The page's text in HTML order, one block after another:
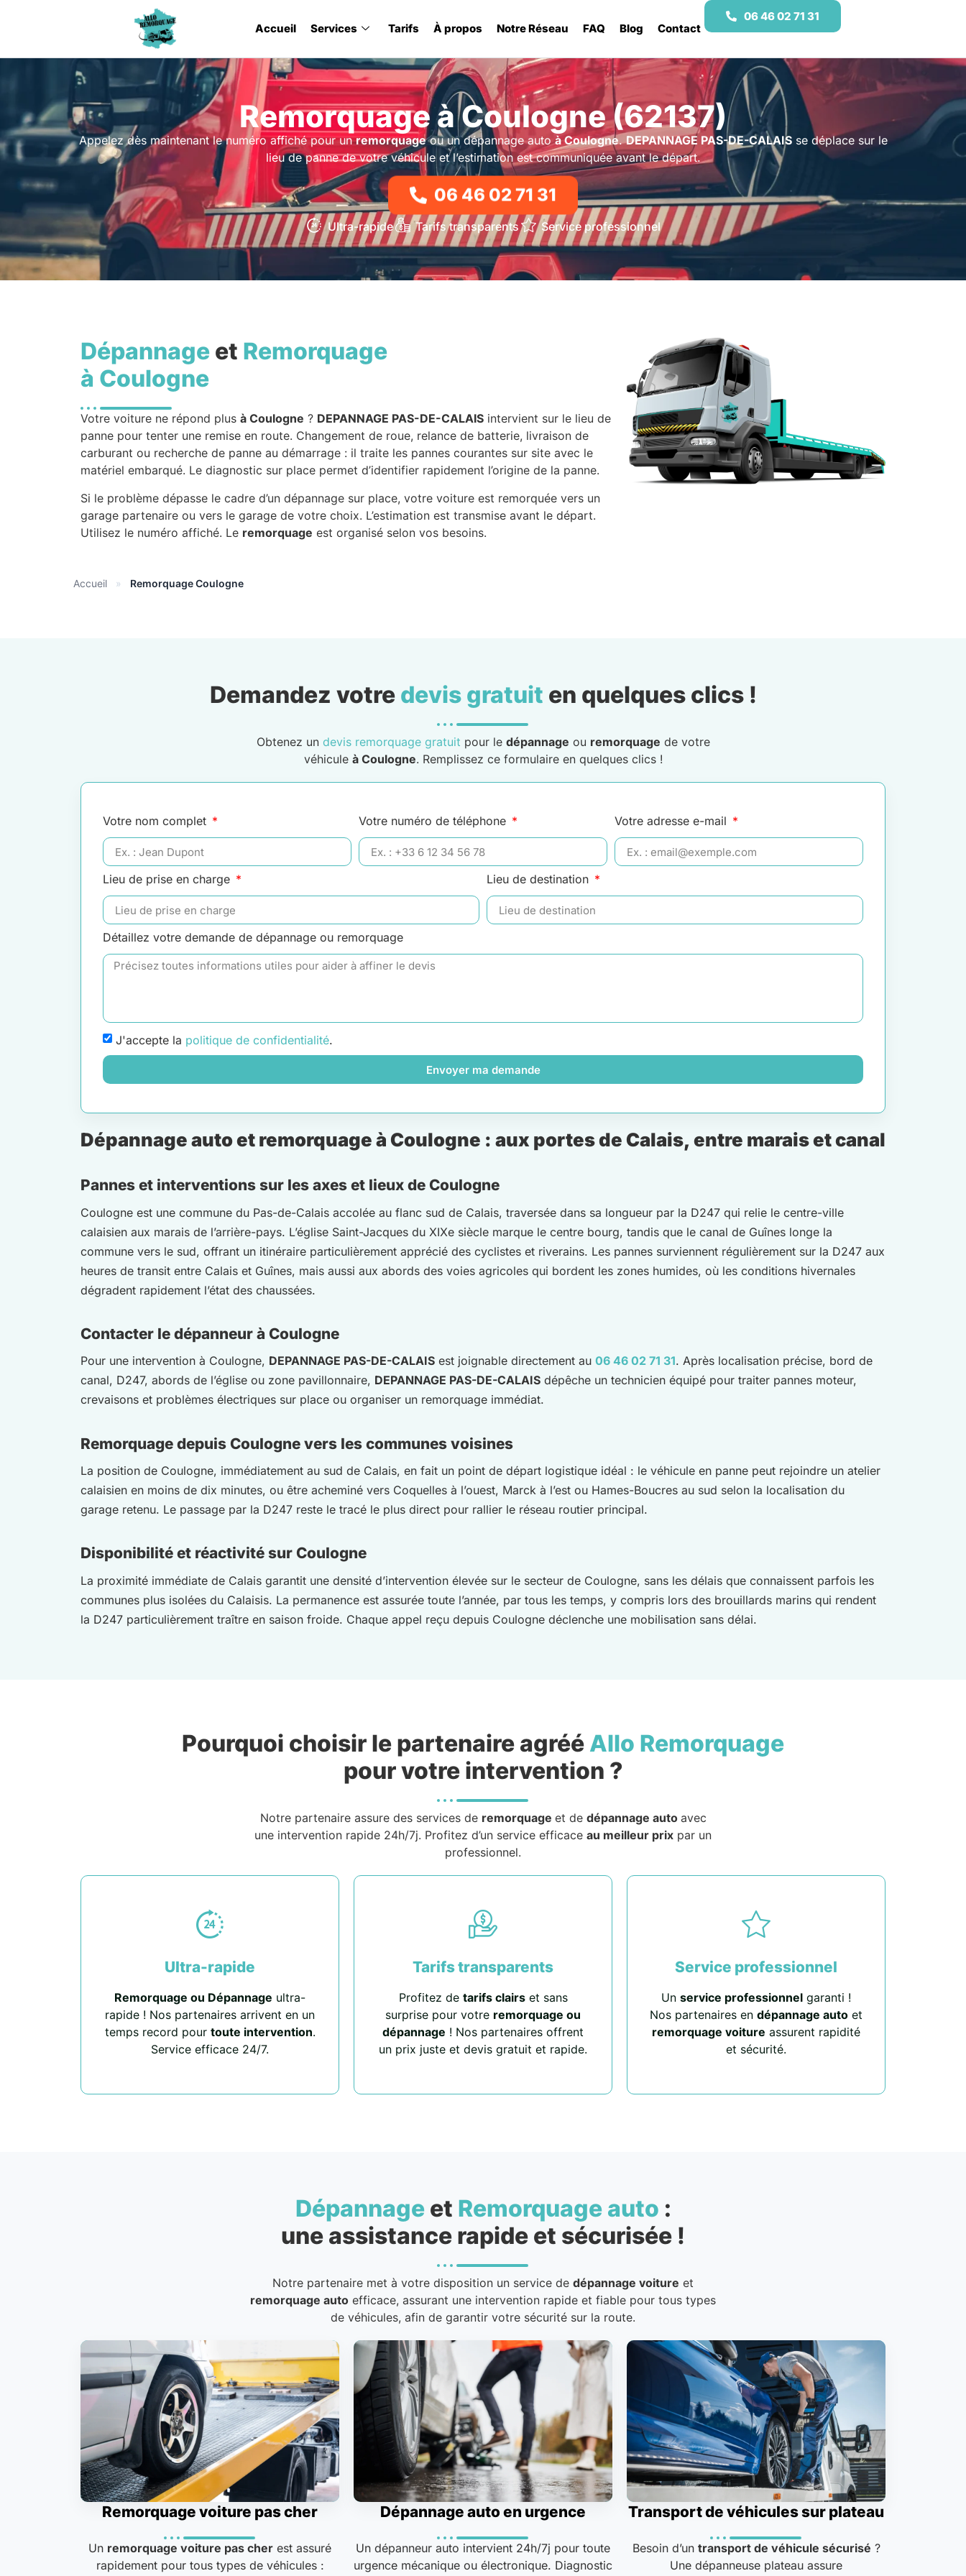
Accueil Services Tarifs À propos Notre Réseau FAQ Blog Contact
06 46 02 71 31
Remorquage à Coulogne (62137)
Appelez dès maintenant le numéro affiché pour unremorquageou un dépannage autoà Coulogne.DEPANNAGE PAS-DE-CALAISse déplace sur le
lieu de panne de votre véhicule et l’estimation est communiquée avant le départ.
06 46 02 71 31
Ultra-rapide Tarifs transparents Service professionnel
Dépannage et Remorquage
à Coulogne
Votre voiture ne répond plus à Coulogne ? DEPANNAGE PAS-DE-CALAIS intervient sur le lieu de
panne pour tenter une remise en route. Changement de roue, relance de batterie, livraison de
carburant ou recherche de panne au démarrage : il traite les pannes courantes sur site avec le
matériel embarqué. Le diagnostic sur place permet d’identifier rapidement l’origine de la panne.
Si le problème dépasse le cadre d’un dépannage sur place, votre voiture est remorquée vers un
garage partenaire ou vers le garage de votre choix. L’estimation est transmise avant le départ.
Utilisez le numéro affiché. Le remorquage est organisé selon vos besoins.
Accueil » Remorquage Coulogne
Demandez votre devis gratuit en quelques clics !
Obtenez un devis remorquage gratuit pour le dépannage ou remorquage de votre
véhicule à Coulogne. Remplissez ce formulaire en quelques clics !
Votre nom complet Votre numéro de téléphone Votre adresse e-mail
Lieu de prise en charge Lieu de destination
Détaillez votre demande de dépannage ou remorquage
J'accepte la politique de confidentialité.
Envoyer ma demande
Dépannage auto et remorquage à Coulogne : aux portes de Calais, entre marais et canal
Pannes et interventions sur les axes et lieux de Coulogne
Coulogne est une commune du Pas-de-Calais accolée au flanc sud de Calais, traversée dans sa longueur par la D247 qui relie le centre-ville
calaisien aux marais de l’arrière-pays. L’église Saint-Jacques du XIXe siècle marque le centre bourg, tandis que le canal de Guînes longe la
commune vers le sud, offrant un itinéraire particulièrement apprécié des cyclistes et riverains. Les pannes surviennent régulièrement sur la D247 aux
heures de transit entre Calais et Guînes, mais aussi aux abords des voies agricoles qui bordent les zones humides, où les conditions hivernales
dégradent rapidement l’état des chaussées.
Contacter le dépanneur à Coulogne
Pour une intervention à Coulogne, DEPANNAGE PAS-DE-CALAIS est joignable directement au 06 46 02 71 31. Après localisation précise, bord de
canal, D247, abords de l’église ou zone pavillonnaire, DEPANNAGE PAS-DE-CALAIS dépêche un technicien équipé pour traiter pannes moteur,
crevaisons et problèmes électriques sur place ou organiser un remorquage immédiat.
Remorquage depuis Coulogne vers les communes voisines
La position de Coulogne, immédiatement au sud de Calais, en fait un point de départ logistique idéal : le véhicule en panne peut rejoindre un atelier
calaisien en moins de dix minutes, ou être acheminé vers Coquelles à l’ouest, Marck à l’est ou Hames-Boucres au sud selon la localisation du
garage retenu. Le passage par la D247 reste le tracé le plus direct pour rallier le réseau routier principal.
Disponibilité et réactivité sur Coulogne
La proximité immédiate de Calais garantit une densité d’intervention élevée sur le secteur de Coulogne, sans les délais que connaissent parfois les
communes plus isolées du Calaisis. La permanence est assurée toute l’année, par tous les temps, y compris lors des brouillards marins qui rendent
la D247 particulièrement traître en saison froide. Chaque appel reçu depuis Coulogne déclenche une mobilisation sans délai.
Pourquoi choisir le partenaire agréé Allo Remorquage
pour votre intervention ?
Notre partenaire assure des services de remorquage et de dépannage auto avec
une intervention rapide 24h/7j. Profitez d’un service efficace au meilleur prix par un
professionnel.
Ultra-rapide
Remorquage ou Dépannage ultra-
rapide ! Nos partenaires arrivent en un
temps record pour toute intervention.
Service efficace 24/7.
Tarifs transparents
Profitez de tarifs clairset sans
surprise pour votre remorquage ou
dépannage ! Nos partenaires offrent
un prix juste et devis gratuit et rapide.
Service professionnel
Un service professionnel garanti !
Nos partenaires en dépannage auto et
remorquage voiture assurent rapidité
et sécurité.
Dépannageet Remorquage auto :
une assistance rapide et sécurisée !
Notre partenaire met à votre disposition un service de dépannage voiture et
remorquage auto efficace, assurant une intervention rapide et fiable pour tous types
de véhicules, afin de garantir votre sécurité sur la route.
Remorquage voiture pas cher
Un remorquage voiture pas cher est assuré
rapidement pour tous types de véhicules :
Dépannage auto en urgence
Un dépanneur auto intervient 24h/7j pour toute
urgence mécanique ou électronique. Diagnostic
Transport de véhicules sur plateau
Besoin d’un transport de véhicule sécurisé ?
Une dépanneuse plateau assure